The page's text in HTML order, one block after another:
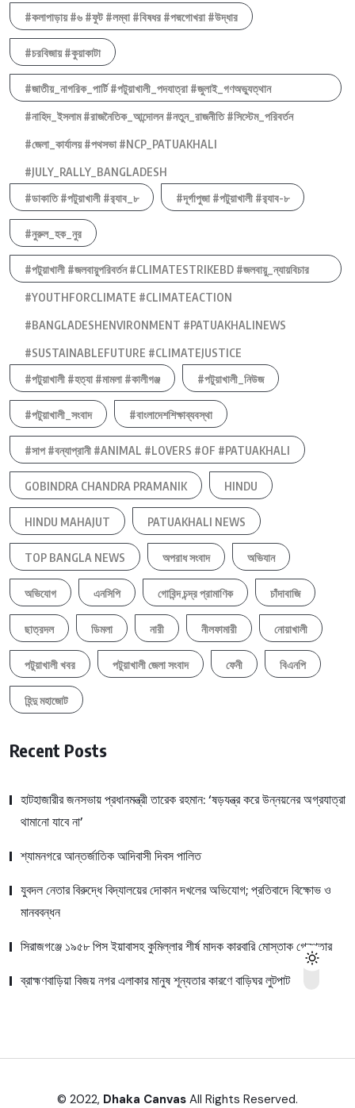
#কলাপাড়ায় #৬ #ফুট #লম্বা #বিষধর #পদ্মগোখরা #উদ্ধার
#চরবিজায় #কুয়াকাটা
#জাতীয়_নাগরিক_পার্টি #পটুয়াখালী_পদযাত্রা #জুলাই_গণঅভ্যুত্থান
#নাহিদ_ইসলাম #রাজনৈতিক_আন্দোলন #নতুন_রাজনীতি #সিস্টেম_পরিবর্তন
#জেলা_কার্যালয় #পথসভা #NCP_PATUAKHALI
#JULY_RALLY_BANGLADESH
#ডাকাতি #পটুয়াখালী #র‍্যাব_৮
#দূর্গাপুজা #পটুয়াখালী #র‍্যাব-৮
#নুরুল_হক_নুর
#পটুয়াখালী #জলবায়ুপরিবর্তন #CLIMATESTRIKEBD #জলবায়ু_ন্যায়বিচার
#YOUTHFORCLIMATE #CLIMATEACTION
#BANGLADESHENVIRONMENT #PATUAKHALINEWS
#SUSTAINABLEFUTURE #CLIMATEJUSTICE
#পটুয়াখালী #হত্যা #মামলা #কালীগঞ্জ
#পটুয়াখালী_নিউজ
#পটুয়াখালী_সংবাদ #বাংলাদেশশিক্ষাব্যবস্থা
#সাপ #বন্যাপ্রানী #ANIMAL #LOVERS #OF #PATUAKHALI
GOBINDRA CHANDRA PRAMANIK HINDU
HINDU MAHAJUT PATUAKHALI NEWS
TOP BANGLA NEWS অপরাধ সংবাদ অভিযান
অভিযোগ এনসিপি গোবিন্দ চন্দ্র প্রামাণিক চাঁদাবাজি
ছাত্রদল ডিমলা নারী নীলফামারী নোয়াখালী
পটুয়াখালী খবর পটুয়াখালী জেলা সংবাদ ফেনী বিএনপি
হিন্দু মহাজোট
Recent Posts
হাটহাজারীর জনসভায় প্রধানমন্ত্রী তারেক রহমান: ‘ষড়যন্ত্র করে উন্নয়নের অগ্রযাত্রা
থামানো যাবে না’
শ্যামনগরে আন্তর্জাতিক আদিবাসী দিবস পালিত
যুবদল নেতার বিরুদ্ধে বিদ্যালয়ের দোকান দখলের অভিযোগ; প্রতিবাদে বিক্ষোভ ও
মানববন্ধন
সিরাজগঞ্জে ১৯৫৮ পিস ইয়াবাসহ কুমিল্লার শীর্ষ মাদক কারবারি মোস্তাক গ্রেপ্তার
ব্রাহ্মণবাড়িয়া বিজয় নগর এলাকার মানুষ শূন্যতার কারণে বাড়িঘর লুটপাট
© 2022, Dhaka Canvas All Rights Reserved.